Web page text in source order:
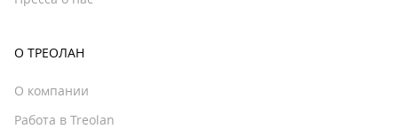
О ТРЕОЛАН
О компании
Работа в Treolan